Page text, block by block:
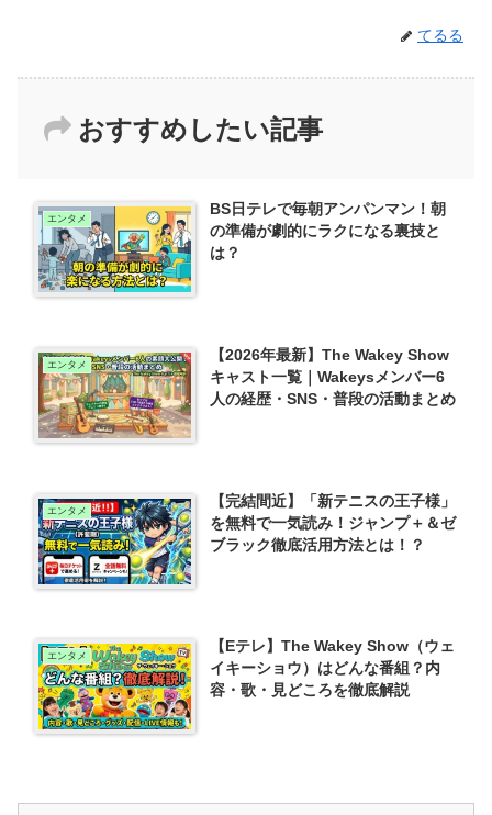
てるる
おすすめしたい記事
エンタメ
BS日テレで毎朝アンパンマン！朝
の準備が劇的にラクになる裏技と
は？
エンタメ
【2026年最新】The Wakey Show
キャスト一覧｜Wakeysメンバー6
人の経歴・SNS・普段の活動まとめ
エンタメ
【完結間近】「新テニスの王子様」
を無料で一気読み！ジャンプ＋＆ゼ
ブラック徹底活用方法とは！？
エンタメ
【Eテレ】The Wakey Show（ウェ
イキーショウ）はどんな番組？内
容・歌・見どころを徹底解説